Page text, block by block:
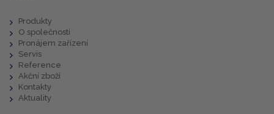
Produkty
O společnosti
Pronájem zařízení
Servis
Reference
Akční zboží
Kontakty
Aktuality